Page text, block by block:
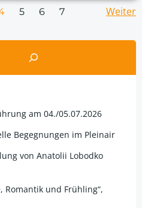
Page
5 Page
6 Page
7 Weiter
am 04./05.07.2026
Begegnungen im Pleinair
von Anatolii Lobodko
Romantik und Frühling“,